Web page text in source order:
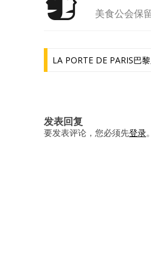
美食公会保
章
LA PORTE DE PARIS巴
发表回复
要发表评论，您必须先登录。